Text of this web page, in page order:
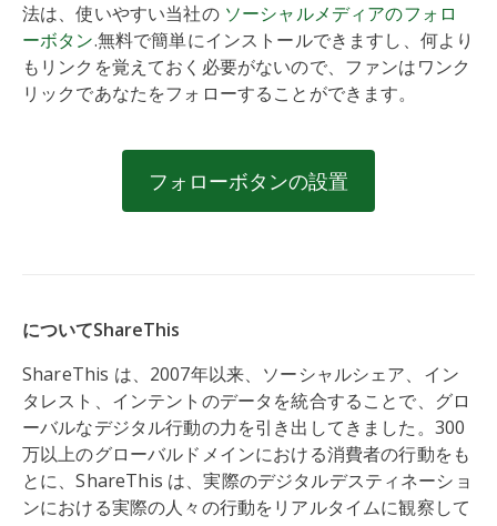
法は、使いやすい当社の ソーシャルメディアのフォロ
ーボタン.無料で簡単にインストールできますし、何より
もリンクを覚えておく必要がないので、ファンはワンク
リックであなたをフォローすることができます。
フォローボタンの設置
についてShareThis
ShareThis は、2007年以来、ソーシャルシェア、イン
タレスト、インテントのデータを統合することで、グロ
ーバルなデジタル行動の力を引き出してきました。300
万以上のグローバルドメインにおける消費者の行動をも
とに、ShareThis は、実際のデジタルデスティネーショ
ンにおける実際の人々の行動をリアルタイムに観察して